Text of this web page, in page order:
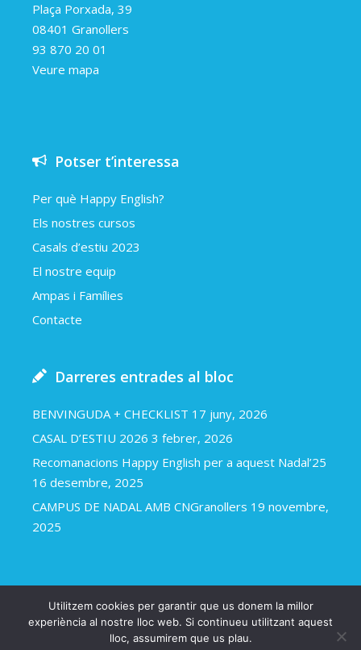
Plaça Porxada, 39
08401 Granollers
93 870 20 01
Veure mapa
Potser t’interessa
Per què Happy English?
Els nostres cursos
Casals d’estiu 2023
El nostre equip
Ampas i Famílies
Contacte
Darreres entrades al bloc
BENVINGUDA + CHECKLIST 17 juny, 2026
CASAL D’ESTIU 2026 3 febrer, 2026
Recomanacions Happy English per a aquest Nadal’25
16 desembre, 2025
CAMPUS DE NADAL AMB CNGranollers 19 novembre,
2025
Happy english 2018
Avís legal i política de cookies
Utilitzem cookies per garantir que us donem la millor
experiència al nostre lloc web. Si continueu utilitzant aquest
lloc, assumirem que us plau.